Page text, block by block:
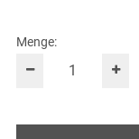
Menge: